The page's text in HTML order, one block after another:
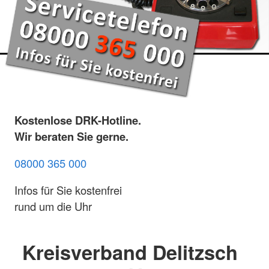
Kostenlose DRK-Hotline.
Wir beraten Sie gerne.
08000 365 000
Infos für Sie kostenfrei
rund um die Uhr
Kreisverband Delitzsch